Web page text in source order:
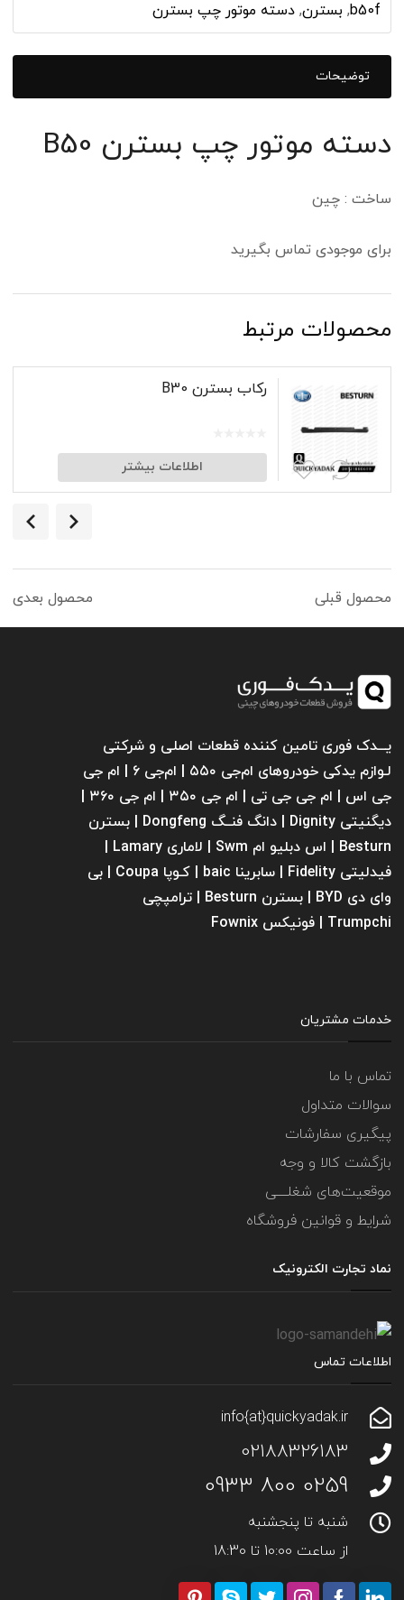
b50f
, بسترن, دسته موتور چپ بسترن
توضیحات
دسته موتور چپ بسترن B50
ساخت : چین
برای موجودی تماس بگیرید
محصولات مرتبط
رکاب بسترن B30
اطلاعات بیشتر
محصول قبلی محصول بعدی
یـــدک فوری تامین کننده قطعات اصلی و شرکتی
لـوازم یدکی خودروهای ام‌جی ۵۵۰ | ام‌جی ۶ | ام جی
دیگنیتی Dignity | دانگ فنــگ Dongfeng | بسترن
فیدلیتی Fidelity | سابرینا ‌baic | کـوپا Coupa | بی
وای دی BYD | بسترن Besturn | ترامپچی
Trumpchi | فونیکس Fownix
خدمات مشتریان
تماس با ما
سوالات متداول
پیگیری سفارشات
بازگشت کالا و وجه
موقعیت‌های شغلــــی
شرایط و قوانین فروشگاه
نماد تجارت الکترونیک
اطلاعات تماس
info{at}quickyadak.ir
02188326183
0259 800 0933
شنبه تا پنجشنبه
از ساعت 10:00 تا 18:30